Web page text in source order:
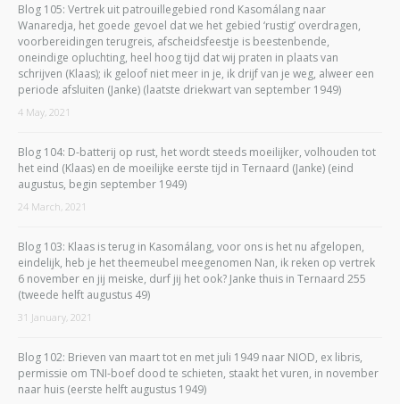
Blog 105: Vertrek uit patrouillegebied rond Kasomálang naar
Wanaredja, het goede gevoel dat we het gebied ‘rustig’ overdragen,
voorbereidingen terugreis, afscheidsfeestje is beestenbende,
oneindige opluchting, heel hoog tijd dat wij praten in plaats van
schrijven (Klaas); ik geloof niet meer in je, ik drijf van je weg, alweer een
periode afsluiten (Janke) (laatste driekwart van september 1949)
4 May, 2021
Blog 104: D-batterij op rust, het wordt steeds moeilijker, volhouden tot
het eind (Klaas) en de moeilijke eerste tijd in Ternaard (Janke) (eind
augustus, begin september 1949)
24 March, 2021
Blog 103: Klaas is terug in Kasomálang, voor ons is het nu afgelopen,
eindelijk, heb je het theemeubel meegenomen Nan, ik reken op vertrek
6 november en jij meiske, durf jij het ook? Janke thuis in Ternaard 255
(tweede helft augustus 49)
31 January, 2021
Blog 102: Brieven van maart tot en met juli 1949 naar NIOD, ex libris,
permissie om TNI-boef dood te schieten, staakt het vuren, in november
naar huis (eerste helft augustus 1949)